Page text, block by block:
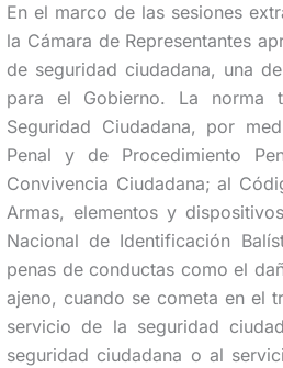
En el marco de las sesiones
la Cámara de Representantes
de seguridad ciudadana, una
para el Gobierno. La norma
Seguridad Ciudadana, por
Penal y de Procedimiento
Convivencia Ciudadana; al
Armas, elementos y
Nacional de Identificación
penas de conductas como el
ajeno, cuando se cometa en el
servicio de la seguridad
seguridad ciudadana o al